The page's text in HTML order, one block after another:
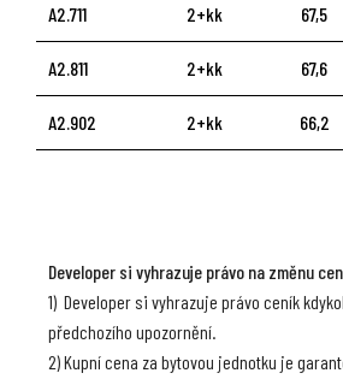
A2.711 2+kk 67,5
A2.811 2+kk 67,6
A2.902 2+kk 66,2
Developer si vyhrazuje právo na změnu
1) Developer si vyhrazuje právo ceník
předchozího upozornění.
2) Kupní cena za bytovou jednotku je